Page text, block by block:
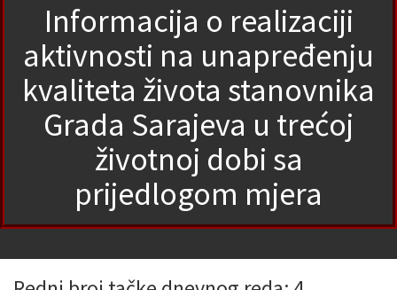
Informacija o realizaciji
aktivnosti na unapređenju
kvaliteta života stanovnika
Grada Sarajeva u trećoj
životnoj dobi sa
prijedlogom mjera